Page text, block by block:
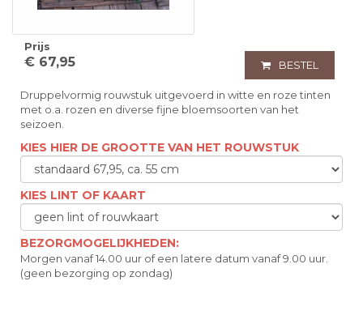
Prijs
€ 67,95 BESTEL
Druppelvormig rouwstuk uitgevoerd in witte en roze tinten
met o.a. rozen en diverse fijne bloemsoorten van het
seizoen.
KIES HIER DE GROOTTE VAN HET ROUWSTUK
KIES LINT OF KAART
BEZORGMOGELIJKHEDEN:
Morgen vanaf 14.00 uur of een latere datum vanaf 9.00 uur.
(geen bezorging op zondag)